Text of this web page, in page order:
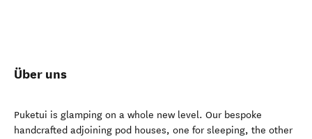
Über uns
Puketui is glamping on a whole new level. Our bespoke
handcrafted adjoining pod houses, one for sleeping, the other